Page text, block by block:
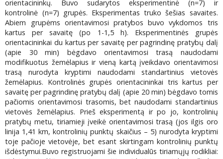
orientacininkų. Buvo sudarytos eksperimentinė (n=7) ir
kontrolinė (n=7) grupės. Eksperimentas truko šešias savaites.
Abiem grupėms orientavimosi pratybos buvo vykdomos tris
kartus per savaitę (po 1-1,5 h). Eksperimentinės grupės
orientacininkai du kartus per savaitę per pagrindinę pratybų dalį
(apie 30 min) bėgdavo orientavimosi trasą naudodami
modifikuotus žemėlapius ir vieną kartą įveikdavo orientavimosi
trasą nurodyta kryptimi naudodami standartinius vietovės
žemėlapius. Kontrolinės grupės orientacininkai tris kartus per
savaitę per pagrindinę pratybų dalį (apie 20 min) bėgdavo tomis
pačiomis orientavimosi trasomis, bet naudodami standartinius
vietovės žemėlapius. Prieš eksperimentą ir po jo, kontrolinių
pratybų metu, tiriamieji įveikė orientavimosi trasą (jos ilgis oro
linija 1,41 km, kontrolinių punktų skaičius – 5) nurodyta kryptimi
toje pačioje vietovėje, bet esant skirtingam kontrolinių punktų
išdėstymui.Buvo registruojami šie individualūs tiriamųjų rodikliai: